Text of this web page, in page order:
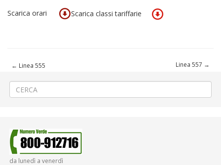
Scarica orari Scarica classi tariffarie
← Linea 555 Linea 557 →
da lunedì a venerdì